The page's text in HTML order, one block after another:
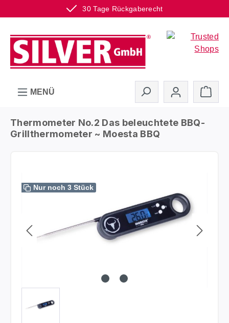
30 Tage Rückgaberecht
Zum Hauptinhalt springen
MENÜ
Thermometer No.2 Das beleuchtete BBQ-
Grillthermometer ~ Moesta BBQ
Nur noch 3 Stück